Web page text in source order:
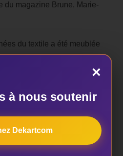
du magazine Brune, Marie-
du textile a été meublée
ayant révélé trois de
cours d’un défilé de mode qui
16 janvier dernier. Aussi, a-t-
des rencontres entre
de valorisation du textile
×
à nous soutenir
Dekartcom